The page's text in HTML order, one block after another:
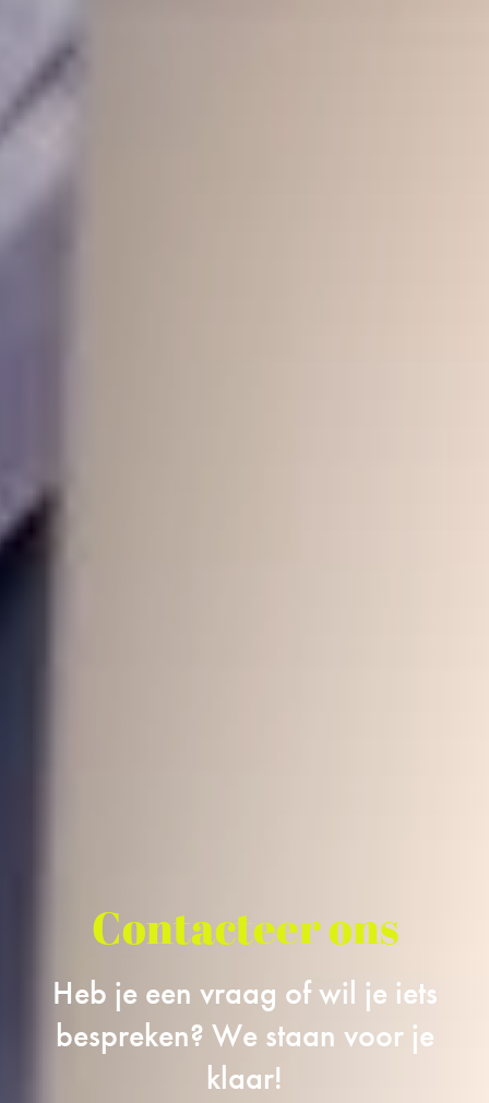
Contacteer ons
Heb je een vraag of wil je iets
bespreken? We staan voor je
klaar!